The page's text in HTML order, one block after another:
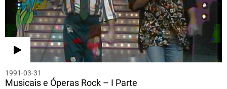
1991-03-31
Musicais e Óperas Rock – I Parte